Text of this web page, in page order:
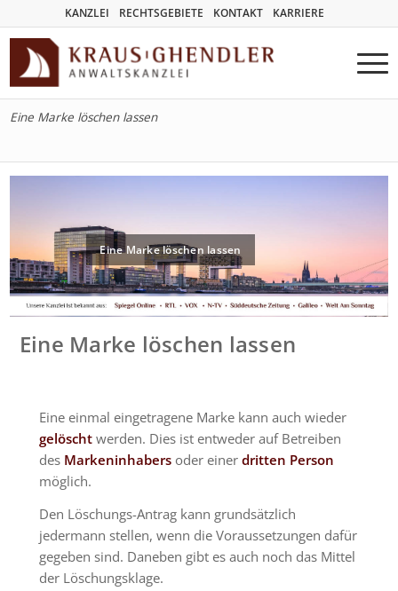
KANZLEI RECHTSGEBIETE KONTAKT KARRIERE
Eine Marke löschen lassen
Eine Marke löschen lassen
Eine Marke löschen lassen
Eine einmal eingetragene Marke kann auch wieder
gelöscht werden. Dies ist entweder auf Betreiben
des Markeninhabers oder einerdritten Person
möglich.
Den Löschungs-Antrag kann grundsätzlich
jedermann stellen, wenn die Voraussetzungen dafür
gegeben sind. Daneben gibt es auch noch das Mittel
der Löschungsklage.